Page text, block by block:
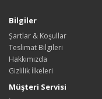
Bilgiler
Şartlar & Koşullar
Teslimat Bilgileri
Hakkımızda
Gizlilik İlkeleri
Müşteri Servisi